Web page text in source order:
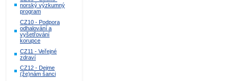
norský výzkumný
program
CZ10 - Podpora
odhalování a
vyšetřování
korupce
CZ11 - Veřejné
zdraví
CZ12 - Dejme
(že)nám šanci